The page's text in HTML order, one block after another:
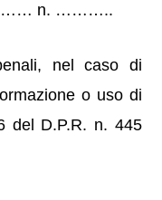
n. ………..
nel caso di
o uso di
del D.P.R. n. 445